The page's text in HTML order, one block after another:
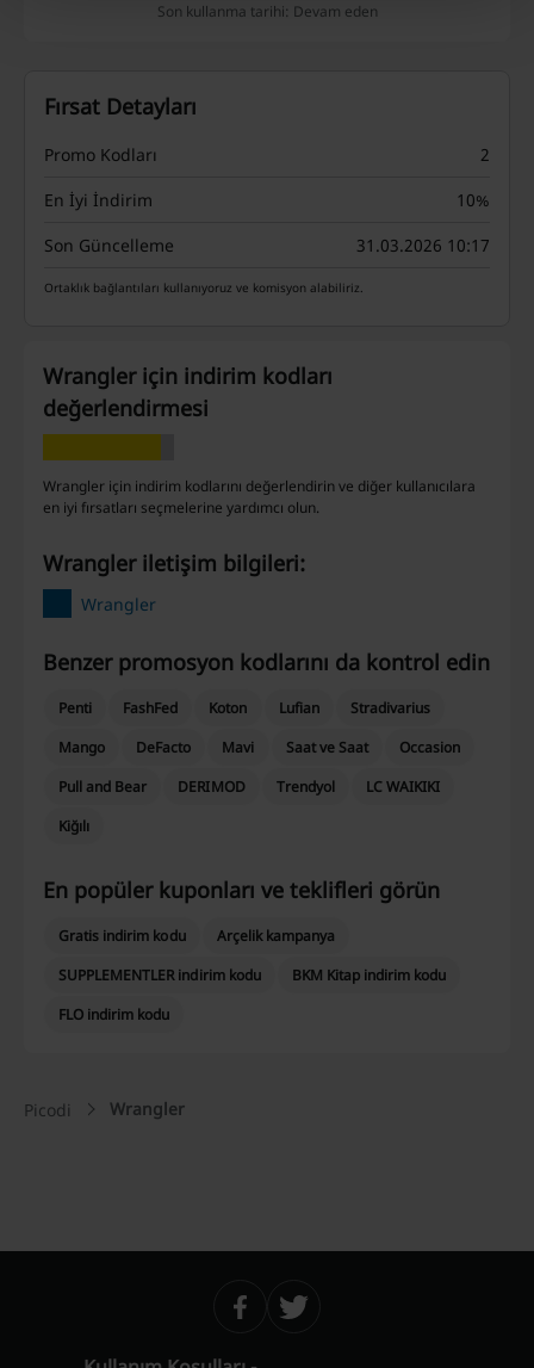
Son kullanma tarihi: Devam eden
Fırsat Detayları
Promo Kodları
2
En İyi İndirim
10%
Son Güncelleme
31.03.2026 10:17
Ortaklık bağlantıları kullanıyoruz ve komisyon alabiliriz.
Wrangler için indirim kodları
değerlendirmesi
Wrangler için indirim kodlarını değerlendirin ve diğer kullanıcılara
en iyi fırsatları seçmelerine yardımcı olun.
Wrangler iletişim bilgileri:
Wrangler
Benzer promosyon kodlarını da kontrol edin
Penti FashFed Koton Lufian
Stradivarius
Mango
DeFacto Mavi Saat ve Saat
Occasion
Pull and Bear
DERIMOD Trendyol
LC WAIKIKI
Kiğılı
En popüler kuponları ve teklifleri görün
Gratis indirim kodu
Arçelik kampanya
SUPPLEMENTLER indirim kodu
BKM Kitap indirim kodu
FLO indirim kodu
Picodi Wrangler